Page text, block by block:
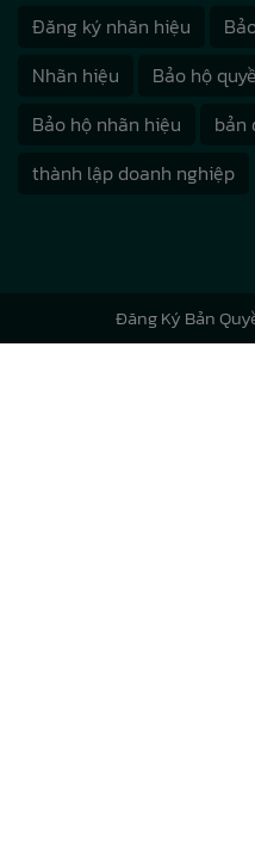
Đăng ký nhãn hiệu
Nhãn hiệu
Bảo hộ
Bảo hộ nhãn hiệu
bản
thành lập doanh nghiệp
Đăng Ký Bản